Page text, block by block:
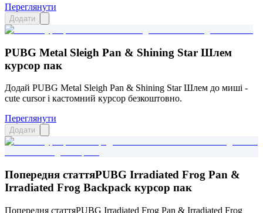
Переглянути
Додати
PUBG Metal Sleigh Pan & Shining Star Шлем
курсор пак
Додай PUBG Metal Sleigh Pan & Shining Star Шлем до миші -
cute cursor і кастомний курсор безкоштовно.
Переглянути
Додати
Попередня статтяPUBG Irradiated Frog Pan &
Irradiated Frog Backpack курсор пак
Попередня статтяPUBG Irradiated Frog Pan & Irradiated Frog